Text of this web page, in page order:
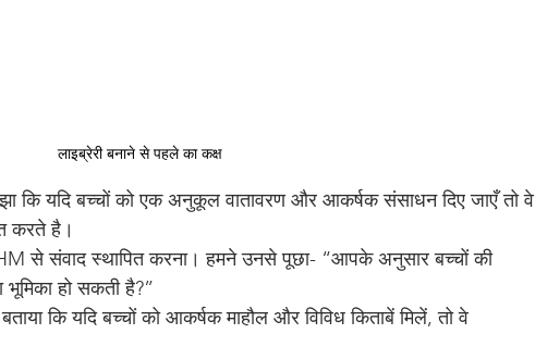
लाइब्रेरी बनाने से पहले का कक्ष
कि यदि बच्चों को एक अनुकूल वातावरण और आकर्षक संसाधन दिए जाएँ तो वे
करते है।
से संवाद स्थापित करना। हमने उनसे पूछा- “आपके अनुसार बच्चों की
भूमिका हो सकती है?”
कि यदि बच्चों को आकर्षक माहौल और विविध किताबें मिलें, तो वे